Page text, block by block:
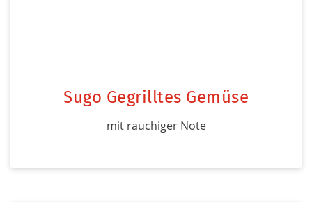
Sugo Gegrilltes Gemüse
mit rauchiger Note